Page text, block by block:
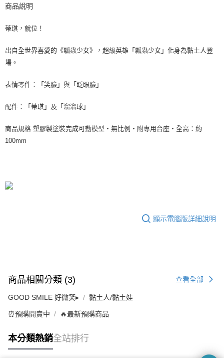
商品說明
蒂琪，就位！
出自全世界喜愛的《瓢蟲少女》，超級英雄「瓢蟲少女」化身為黏土人登
場。
表情零件：「笑臉」與「眨眼臉」
配件：「蒂琪」及「溜溜球」
商品規格 塑膠製塗裝完成可動模型・無比例・附專用台座・全高：約
100mm
顯示電腦版詳細說明
商品相關分類 (3) 查看全部
GOOD SMILE 好微笑▸ 黏土人/黏土娃
⏰預購開賣中 🔥最新預購商品
本分類熱銷全站排行